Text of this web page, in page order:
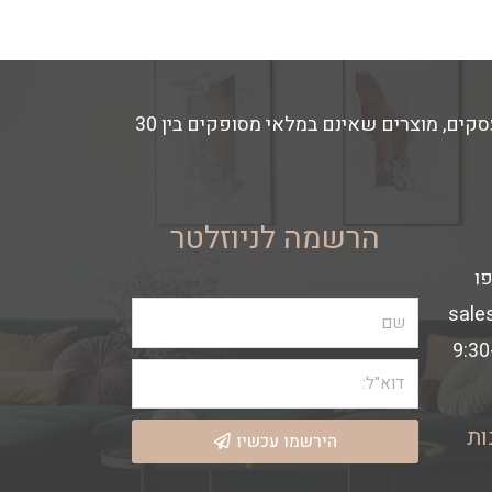
זמני האספקה משתנים בהתאם למלאי החנות- מוצרים הקיימים במלאי מסופקים באספקה מהירה עד 14 ימי עסקים, מוצרים שאינם במלאי מסופקים בין 30
הרשמה לניוזלטר
הירשמו עכשיו